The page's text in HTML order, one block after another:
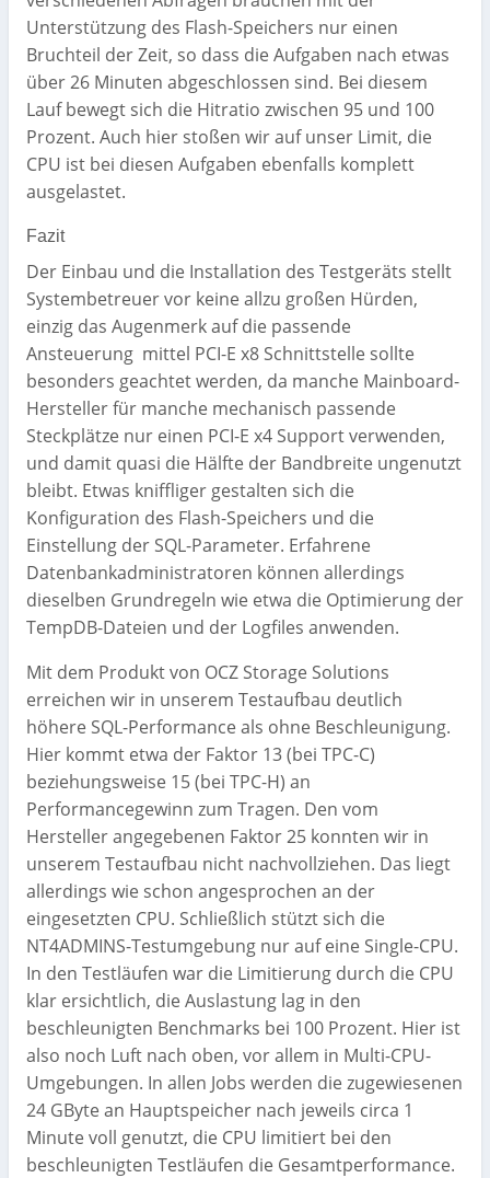
Unterstützung des Flash-Speichers nur einen
Bruchteil der Zeit, so dass die Aufgaben nach etwas
über 26 Minuten abgeschlossen sind. Bei diesem
Lauf bewegt sich die Hitratio zwischen 95 und 100
Prozent. Auch hier stoßen wir auf unser Limit, die
CPU ist bei diesen Aufgaben ebenfalls komplett
ausgelastet.
Fazit
Der Einbau und die Installation des Testgeräts stellt
Systembetreuer vor keine allzu großen Hürden,
einzig das Augenmerk auf die passende
Ansteuerung mittel PCI-E x8 Schnittstelle sollte
besonders geachtet werden, da manche Mainboard-
Hersteller für manche mechanisch passende
Steckplätze nur einen PCI-E x4 Support verwenden,
und damit quasi die Hälfte der Bandbreite ungenutzt
bleibt. Etwas kniffliger gestalten sich die
Konfiguration des Flash-Speichers und die
Einstellung der SQL-Parameter. Erfahrene
Datenbankadministratoren können allerdings
dieselben Grundregeln wie etwa die Optimierung der
TempDB-Dateien und der Logfiles anwenden.
Mit dem Produkt von OCZ Storage Solutions
erreichen wir in unserem Testaufbau deutlich
höhere SQL-Performance als ohne Beschleunigung.
Hier kommt etwa der Faktor 13 (bei TPC-C)
beziehungsweise 15 (bei TPC-H) an
Performancegewinn zum Tragen. Den vom
Hersteller angegebenen Faktor 25 konnten wir in
unserem Testaufbau nicht nachvollziehen. Das liegt
allerdings wie schon angesprochen an der
eingesetzten CPU. Schließlich stützt sich die
NT4ADMINS-Testumgebung nur auf eine Single-CPU.
In den Testläufen war die Limitierung durch die CPU
klar ersichtlich, die Auslastung lag in den
beschleunigten Benchmarks bei 100 Prozent. Hier ist
also noch Luft nach oben, vor allem in Multi-CPU-
Umgebungen. In allen Jobs werden die zugewiesenen
24 GByte an Hauptspeicher nach jeweils circa 1
Minute voll genutzt, die CPU limitiert bei den
beschleunigten Testläufen die Gesamtperformance.